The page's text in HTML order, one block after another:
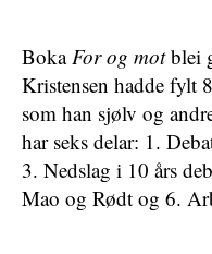
Boka For og motblei
Kristensen hadde fylt
som han sjølv og
har seks delar: 1.
3. Nedslag i 10 års
Mao og Rødt og 6.